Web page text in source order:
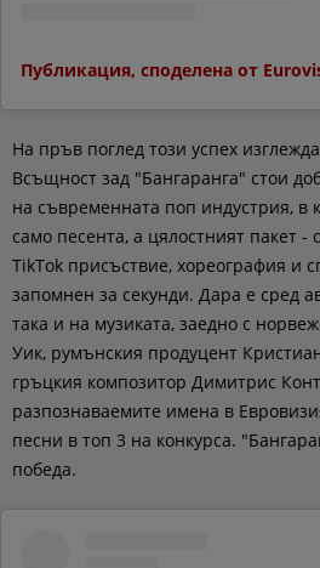
На пръв поглед този успех
Всъщност зад "Бангаранга" стои
на съвременната поп индустрия, в
само песента, а цялостният пакет -
TikTok присъствие, хореография и
запомнен за секунди. Дара е сред
така и на музиката, заедно с
Уик, румънския продуцент
гръцкия композитор Димитрис
разпознаваемите имена в
песни в топ 3 на конкурса.
победа.